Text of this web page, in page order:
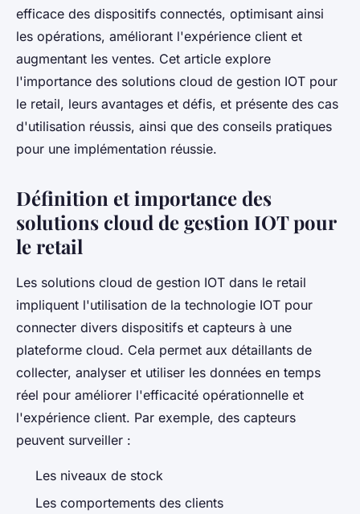
Julia•11 juillet 2024•3 min de lecture
efficace des dispositifs connectés, optimisant ainsi
les opérations, améliorant l'expérience client et
augmentant les ventes. Cet article explore
l'importance des solutions cloud de gestion IOT pour
le retail, leurs avantages et défis, et présente des cas
d'utilisation réussis, ainsi que des conseils pratiques
pour une implémentation réussie.
Définition et importance des
solutions cloud de gestion IOT pour
le retail
Les solutions cloud de gestion IOT dans le retail
impliquent l'utilisation de la technologie IOT pour
connecter divers dispositifs et capteurs à une
plateforme cloud. Cela permet aux détaillants de
collecter, analyser et utiliser les données en temps
réel pour améliorer l'efficacité opérationnelle et
l'expérience client. Par exemple, des capteurs
peuvent surveiller :
Les niveaux de stock
Les comportements des clients